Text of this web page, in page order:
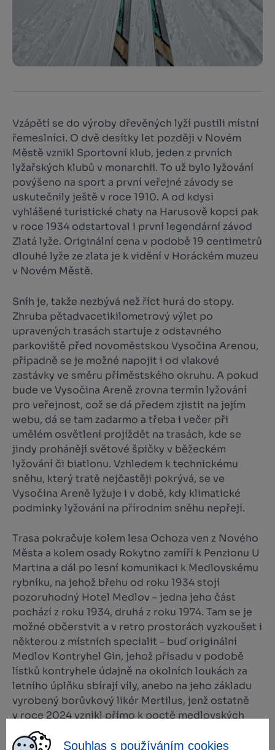
Souhlas s používáním cookies
Vzápětí se do výroby dřevěných lyží pustili místní
řemeslníci. O dvě desítky let později v Novém
Městě vznikl Sportovní klub, jeden z prvních
lyžařských klubů v monarchii. To už bylo lyžování
povýšeno na sport a první veřejné závody se
uskutečnily ještě v roce 1910. A od kdysi
vyhlášené turistické chaty na Harusově kopci pak
v roce 1934 odstartoval i první legendární závod
Zlatá lyže. Originální cena v podobě 19 centimetrů
dlouhé lyže ze zlata je k vidění v Horáckém muzeu
v Novém Městě.
Sníh je, takže nezbývá než říct hurá do stopy.
Zhruba pětadvacetikilometrový výlet po
upravených trasách startuje z odstavného
parkoviště před novoměstskou Vysočina Arenou,
případně se je možné napojit i od vlakové
zastávky ve směru příměstského okruhu. A pokud
bude ve Vysočina Areně zrovna termín lyžování
pro veřejnost, což se dá předem zjistit na jejím
webu, dá se tam zadarmo a třeba i večer při
umělém osvětlení projíždět na trasách, kde se
jindy prohánějí světové špičky v běžeckém
lyžování či biatlonu. Vzhledem k technickému
sněhu, který tratě nejčastěji pokrývá, se ve
Vysočina Areně lyžuje i v době, kdy klimatické
podmínky lyžování na přírodním sněhu nepřejí.
Trasa pokračuje kolem lesa Ochoza ven z Nového
Města a kolem osady Rokytno zamíří k Penzionu U
Martina a dál po lesní komunikaci k Medlovskému
rybníku, na jehož břehu od roku 1934 stojí
pozoruhodný Hotel Medlov – jedna jeho část
pochází z roku 1934, druhá z roku 1974. Tam se je
možné občerstvit a v retro prostorách vyzkoušet i
některou z místních specialit – buď originální
Medlov Kontryhel Gin, jehož přísadu v podobě
lístků kontryhele údajně na okolních loukách za
letního úplňku sbírají víly, anebo na jeho základu
vyrobený borůvkový likér Mertilus, jenž ostatně
v roce 2024 vznikl přímo k poctě medlovských
lyžařů. Ne nadarmo byl zakladatelem rekreačního
zařízení, původně tábora pro sportovně založené